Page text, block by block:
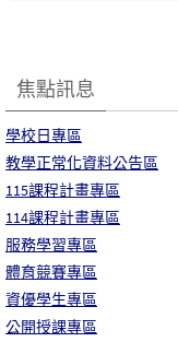
焦點訊息
學校日專區
教學正常化資料公告區
115課程計畫專區
114課程計畫專區
服務學習專區
體育競賽專區
資優學生專區
公開授課專區